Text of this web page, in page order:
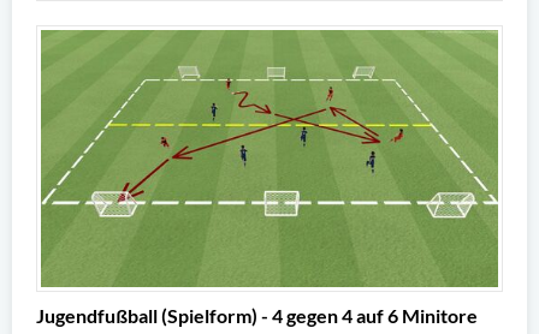
Jugendfußball (Spielform) - 4 gegen 4 auf 6 Minitore